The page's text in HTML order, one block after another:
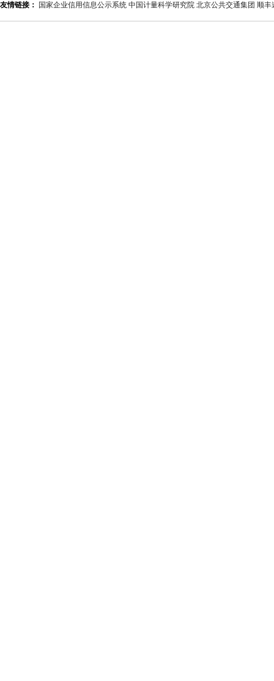
友情链接： 国家企业信用信息公示系统 中国计量科学研究院 北京公共交通集团 顺丰